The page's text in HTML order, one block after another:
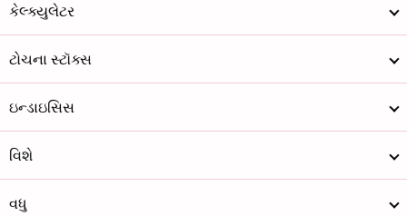
કેલ્ક્યુલેટર
ટોચના સ્ટૉક્સ
ઇન્ડાઇસિસ
વિશે
વધુ